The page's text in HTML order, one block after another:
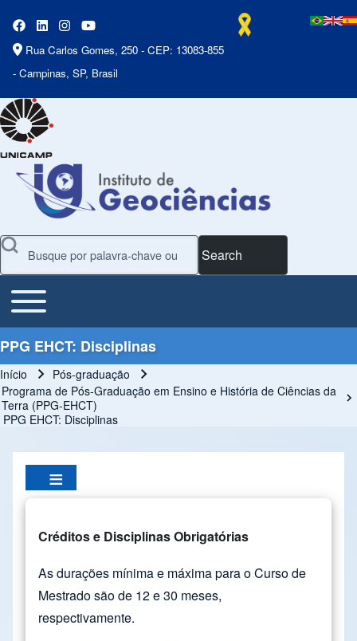
Rua Carlos Gomes, 250 - CEP: 13083-855
- Campinas, SP, Brasil
Search
Main Menu
Toggle main menu
PPG EHCT: Disciplinas
Trilha de navegação
Início
Pós-graduação
Programa de Pós-Graduação em Ensino e História de Ciências da
Terra (PPG-EHCT)
PPG EHCT: Disciplinas
Créditos e Disciplinas Obrigatórias
As durações mínima e máxima para o Curso de
Mestrado são de 12 e 30 meses,
respectivamente.